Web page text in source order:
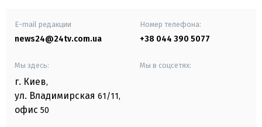
E-mail редакции
news24@24tv.com.ua
Номер телефона:
+38 044 390 5077
Мы здесь:
г. Киев,
ул. Владимирская 61/11,
офис 50
Мы в соцсетях: